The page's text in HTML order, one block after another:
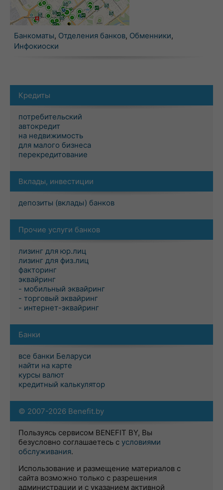
Банкоматы, Отделения банков, Обменники,
Инфокиоски
Кредиты
потребительский
автокредит
на недвижимость
для малого бизнеса
перекредитование
Вклады, инвестиции
депозиты (вклады) банков
Прочие услуги банков
лизинг для юр.лиц
лизинг для физ.лиц
факторинг
эквайринг
- мобильный эквайринг
- торговый эквайринг
- интернет-эквайринг
Банки
все банки Беларуси
найти на карте
курсы валют
кредитный калькулятор
© 2007-2026 Benefit.by
Пользуясь сервисом BENEFIT BY, Вы
безусловно соглашаетесь с условиями
обслуживания.
Использование и размещение материалов с
сайта возможно только с разрешения
администрации и с указанием активной